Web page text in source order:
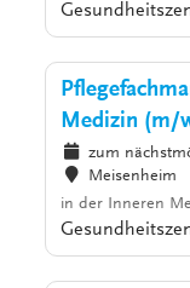
Medizin (m/
zum
Meisenheim
in der Inneren